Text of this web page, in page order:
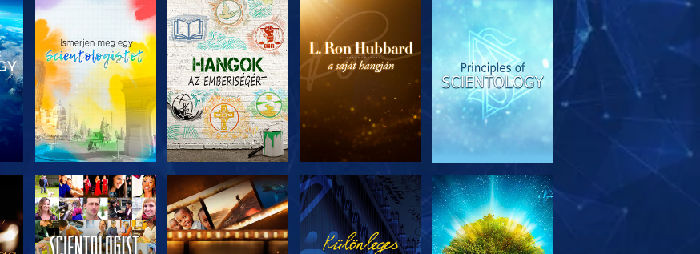
A SOROZAT
RÉSZEI
A SOROZAT
RÉSZEI
A SOROZAT
RÉSZEI
MŰSORNÉZÉS